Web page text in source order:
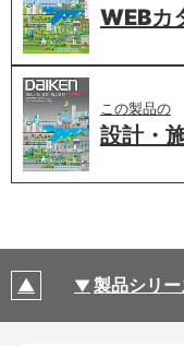
WEBカ
この製品の
設計・
製品シリ